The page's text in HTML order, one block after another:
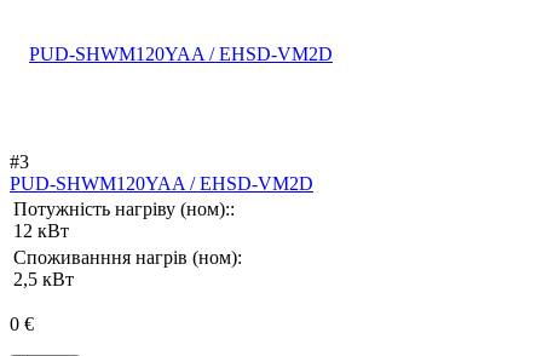
#3
PUD-SHWM120YAA / EHSD-VM2D
Потужність нагріву (ном)::
12 кВт
Споживанння нагрів (ном):
2,5 кВт
0 €